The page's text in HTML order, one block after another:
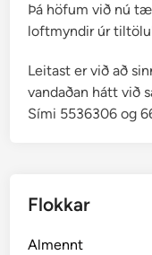
Þá höfum við nú
loftmyndir úr
Leitast er við að
vandaðan hátt við
Sími 5536306 og
Flokkar
Almennt